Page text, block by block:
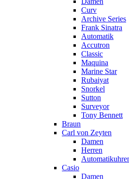
Curv
Archive Series
Frank Sinatra
Automatik
Accutron
Classic
Maquina
Marine Star
Rubaiyat
Snorkel
Sutton
Surveyor
Tony Bennett
Braun
Carl von Zeyten
Damen
Herren
Casio
Damen